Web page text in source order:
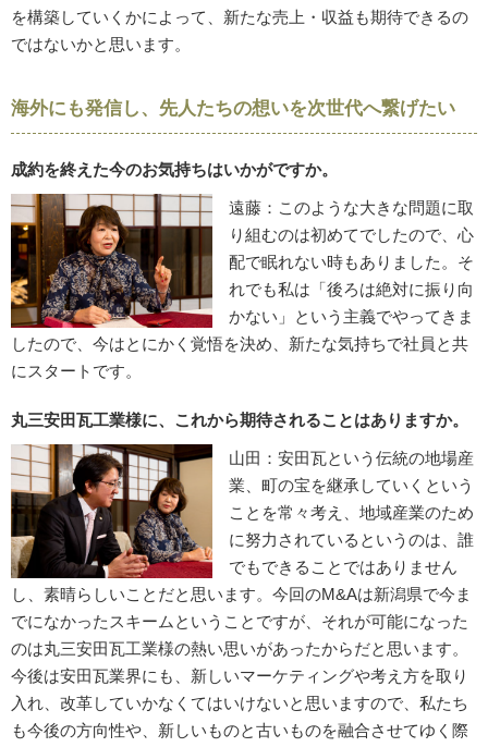
を構築していくかによって、新たな売上・収益も期待できるの
ではないかと思います。
海外にも発信し、先人たちの想いを次世代へ繋げたい
成約を終えた今のお気持ちはいかがですか。
遠藤：このような大きな問題に取
り組むのは初めてでしたので、心
配で眠れない時もありました。そ
れでも私は「後ろは絶対に振り向
かない」という主義でやってきま
したので、今はとにかく覚悟を決め、新たな気持ちで社員と共
にスタートです。
丸三安田瓦工業様に、これから期待されることはありますか。
山田：安田瓦という伝統の地場産
業、町の宝を継承していくという
ことを常々考え、地域産業のため
に努力されているというのは、誰
でもできることではありません
し、素晴らしいことだと思います。今回のM&Aは新潟県で今ま
でになかったスキームということですが、それが可能になった
のは丸三安田瓦工業様の熱い思いがあったからだと思います。
今後は安田瓦業界にも、新しいマーケティングや考え方を取り
入れ、改革していかなくてはいけないと思いますので、私たち
も今後の方向性や、新しいものと古いものを融合させてゆく際